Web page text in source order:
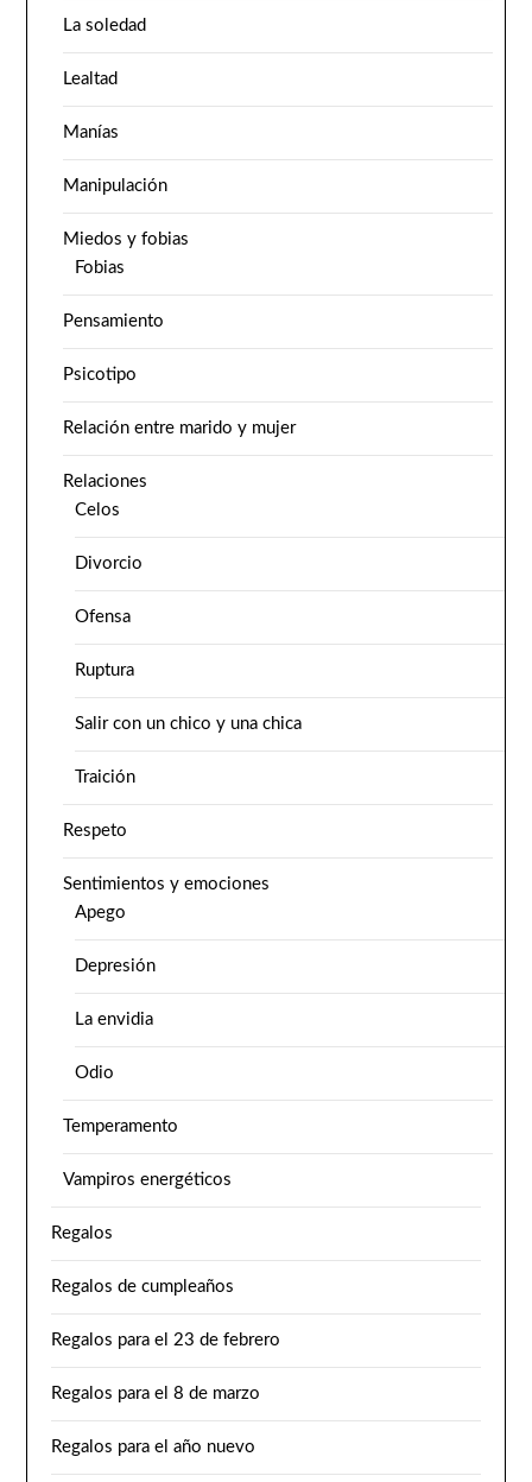
La soledad
Lealtad
Manías
Manipulación
Miedos y fobias
Fobias
Pensamiento
Psicotipo
Relación entre marido y mujer
Relaciones
Celos
Divorcio
Ofensa
Ruptura
Salir con un chico y una chica
Traición
Respeto
Sentimientos y emociones
Apego
Depresión
La envidia
Odio
Temperamento
Vampiros energéticos
Regalos
Regalos de cumpleaños
Regalos para el 23 de febrero
Regalos para el 8 de marzo
Regalos para el año nuevo